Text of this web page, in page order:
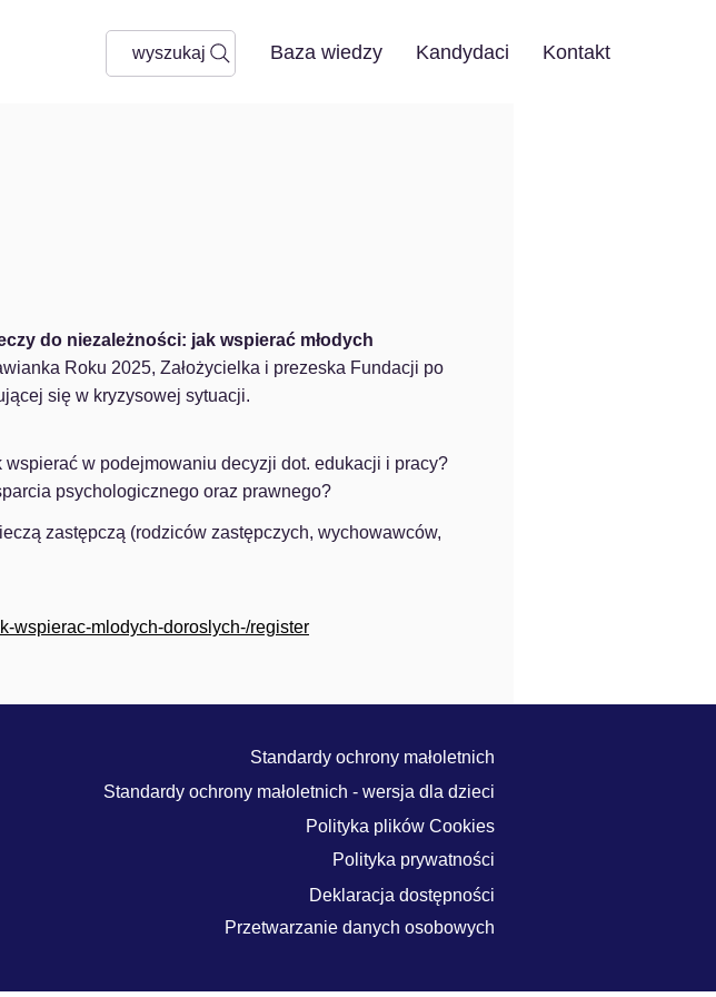
Baza wiedzy Kandydaci Kontakt
wyszukaj
do niezależności: jak wspierać młodych
Roku 2025, Założycielka i prezeska Fundacji po
się w kryzysowej sytuacji.
w podejmowaniu decyzji dot. edukacji i pracy?
psychologicznego oraz prawnego?
zastępczą (rodziców zastępczych, wychowawców,
wspierac-mlodych-doroslych-/register
Standardy ochrony małoletnich
Standardy ochrony małoletnich - wersja dla dzieci
Polityka plików Cookies
Polityka prywatności
Deklaracja dostępności
Przetwarzanie danych osobowych